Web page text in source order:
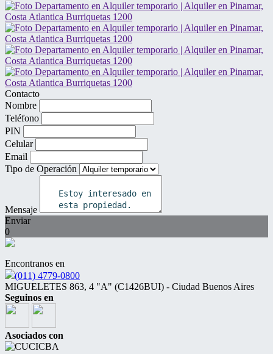
Contacto
Nombre
Teléfono
PIN
Celular
Email
Tipo de Operación
Mensaje
Enviar
0
Encontranos en
(011) 4779-0800
MIGUELETES 863, 4 "A" (C1426BUI) - Ciudad Buenos Aires
Seguinos en
Asociados con